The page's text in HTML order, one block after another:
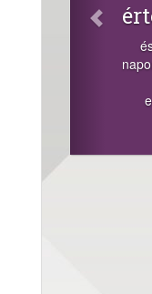
értesítőnkre
naponta 2000 Ft-tal is